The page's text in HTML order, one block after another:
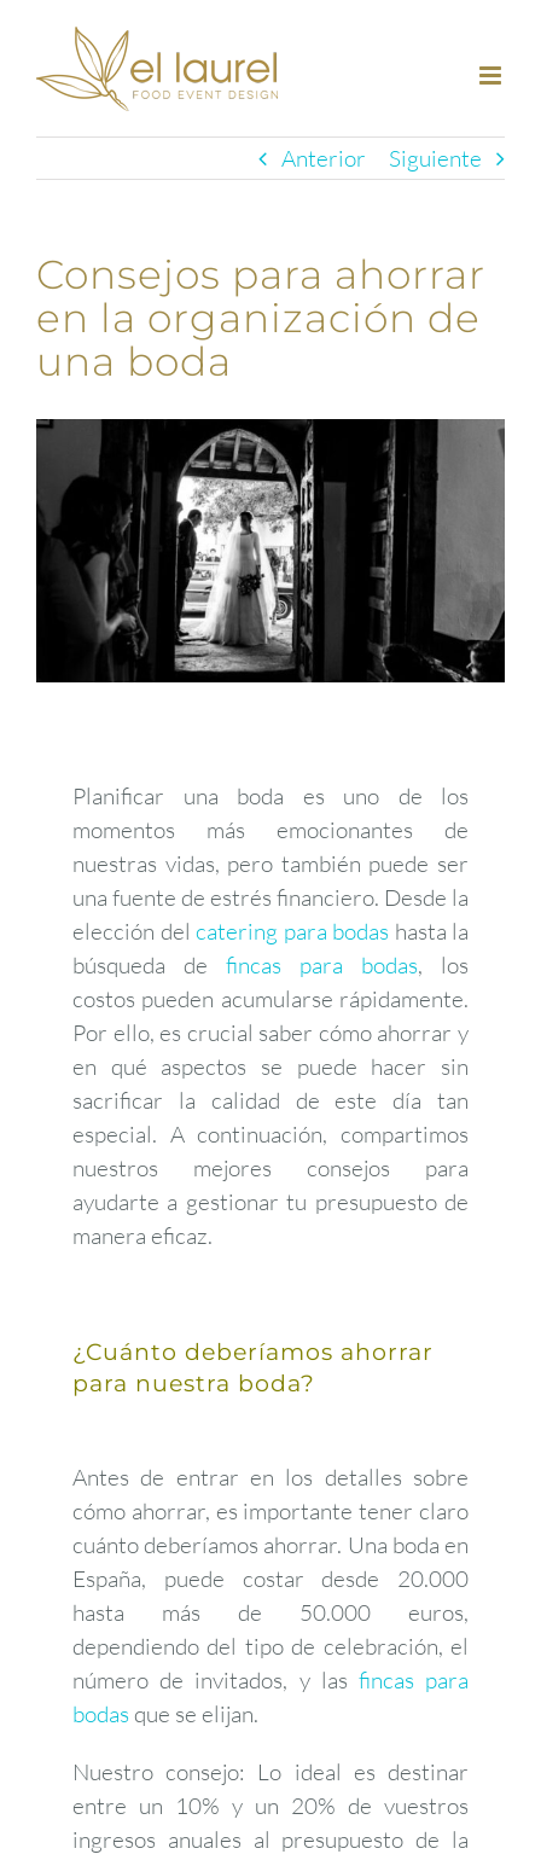
contenido
Anterior Siguiente
Consejos para ahorrar
en la organización de
una boda
Planificar una boda es uno de los
momentos más emocionantes de
nuestras vidas, pero también puede ser
una fuente de estrés financiero. Desde la
elección del catering para bodas hasta la
búsqueda de fincas para bodas, los
costos pueden acumularse rápidamente.
Por ello, es crucial saber cómo ahorrar y
en qué aspectos se puede hacer sin
sacrificar la calidad de este día tan
especial. A continuación, compartimos
nuestros mejores consejos para
ayudarte a gestionar tu presupuesto de
manera eficaz.
¿Cuánto deberíamos ahorrar
para nuestra boda?
Antes de entrar en los detalles sobre
cómo ahorrar, es importante tener claro
cuánto deberíamos ahorrar. Una boda en
España, puede costar desde 20.000
hasta más de 50.000 euros,
dependiendo del tipo de celebración, el
número de invitados, y las fincas para
bodas que se elijan.
Nuestro consejo: Lo ideal es destinar
entre un 10% y un 20% de vuestros
ingresos anuales al presupuesto de la